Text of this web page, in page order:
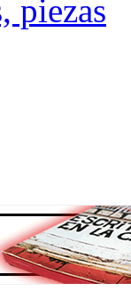
piezas